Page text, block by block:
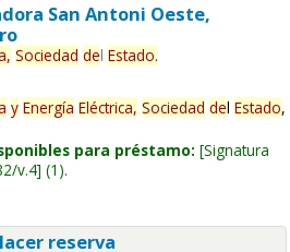
San Antoni Oeste,
Sociedad del Estado.
y Energía Eléctrica, Sociedad del Estado,
para préstamo: Signatura
v.4 (1).
reserva